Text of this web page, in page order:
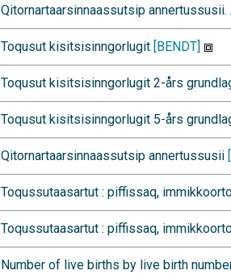
Qitornartaarsinnaassutsip
Toqusut kisitsisinngorlugit [BENDT]
Toqusut kisitsisinngorlugit 2-års
Toqusut kisitsisinngorlugit 5-års
Qitornartaarsinnaassutsip annertussusii
Toqussutaasartut : piffissaq,
Toqussutaasartut : piffissaq,
Number of live births by live birth